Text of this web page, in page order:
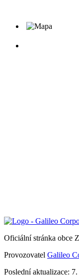
Oficiální stránka obce
Provozovatel Galileo
Poslední aktualizace: